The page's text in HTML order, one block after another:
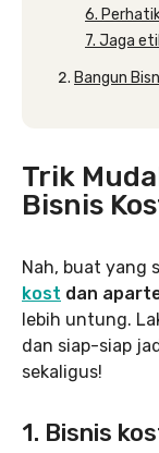
6.
7. Jaga
Bangun
Trik
Bisnis
Nah, buat yang
kost dan
lebih untung.
dan siap-siap
sekaligus!
1. Bisnis